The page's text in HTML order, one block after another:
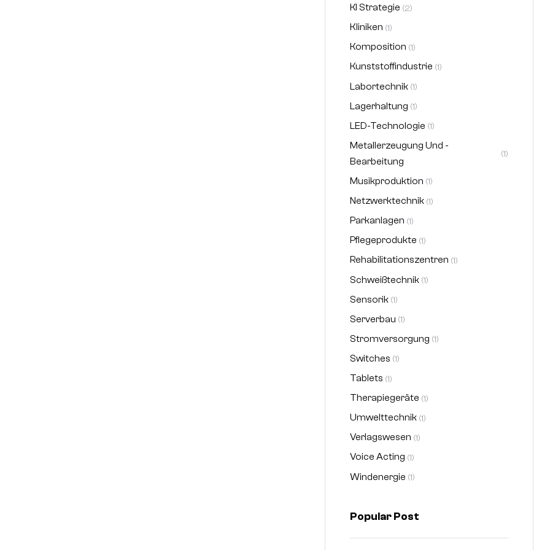
KI Strategie (2)
Kliniken (1)
Komposition (1)
Kunststoffindustrie (1)
Labortechnik (1)
Lagerhaltung (1)
LED-Technologie (1)
Metallerzeugung Und -
Bearbeitung
(1)
Musikproduktion (1)
Netzwerktechnik (1)
Parkanlagen (1)
Pflegeprodukte (1)
Rehabilitationszentren (1)
Schweißtechnik (1)
Sensorik (1)
Serverbau (1)
Stromversorgung (1)
Switches (1)
Tablets (1)
Therapiegeräte (1)
Umwelttechnik (1)
Verlagswesen (1)
Voice Acting (1)
Windenergie (1)
Popular Post